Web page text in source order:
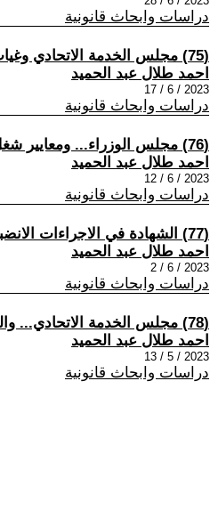
دراسات وابحاث قانونية
(75) مجلس الخدمة الاتحادي وغياب مناهج التدريب
احمد طلال عبد الحميد
2023 / 6 / 17
دراسات وابحاث قانونية
(76) مجلس الوزراء... ومعايير شغل الوظائف العليا
احمد طلال عبد الحميد
2023 / 6 / 12
دراسات وابحاث قانونية
(77) الشهادة في الاجراءات الانضباطية للموظفين
احمد طلال عبد الحميد
2023 / 6 / 2
دراسات وابحاث قانونية
(78) مجلس الخدمة الاتحادي... والتعيينات الجديدة
احمد طلال عبد الحميد
2023 / 5 / 13
دراسات وابحاث قانونية